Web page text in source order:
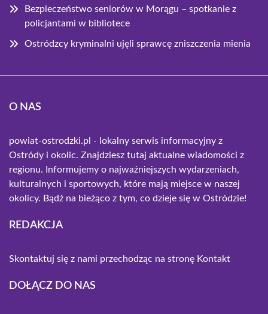
Bezpieczeństwo seniorów w Morągu – spotkanie z
policjantami w bibliotece
Ostródzcy kryminalni ujęli sprawcę zniszczenia mienia
O NAS
powiat-ostrodzki.pl - lokalny serwis informacyjny z
Ostródy i okolic. Znajdziesz tutaj aktualne wiadomości z
regionu. Informujemy o najważniejszych wydarzeniach,
kulturalnych i sportowych, które mają miejsce w naszej
okolicy. Bądź na bieżąco z tym, co dzieje się w Ostródzie!
REDAKCJA
Skontaktuj się z nami przechodząc na stronę Kontakt
DOŁĄCZ DO NAS